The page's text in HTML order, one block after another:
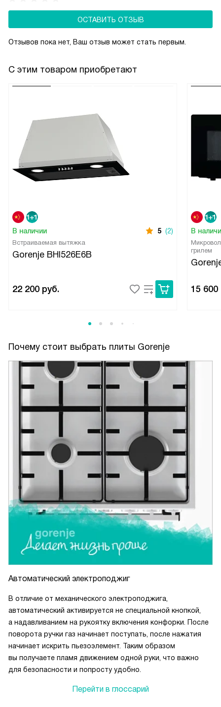
ОСТАВИТЬ ОТЗЫВ
Отзывов пока нет, Ваш отзыв может стать первым.
С этим товаром приобретают
В наличии 5 (2)
Встраиваемая вытяжка
Gorenje BHI526E6B
22 200 руб.
В
грилем
15 600
Почему стоит выбрать плиты Gorenje
Автоматический электроподжиг
В отличие от механического электроподжига,
автоматический активируется не специальной кнопкой,
а надавливанием на рукоятку включения конфорки. После
поворота ручки газ начинает поступать, после нажатия
начинает искрить пьезоэлемент. Таким образом
вы получаете пламя движением одной руки, что важно
для безопасности и попросту удобно.
Перейти в глоссарий